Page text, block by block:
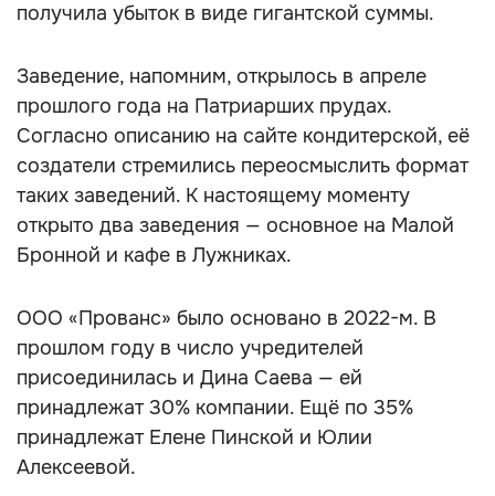
получила убыток в виде гигантской суммы.
Заведение, напомним, открылось в апреле
прошлого года на Патриарших прудах.
Согласно описанию на сайте кондитерской, её
создатели стремились переосмыслить формат
таких заведений. К настоящему моменту
открыто два заведения — основное на Малой
Бронной и кафе в Лужниках.
ООО «Прованс» было основано в 2022-м. В
прошлом году в число учредителей
присоединилась и Дина Саева — ей
принадлежат 30% компании. Ещё по 35%
принадлежат Елене Пинской и Юлии
Алексеевой.